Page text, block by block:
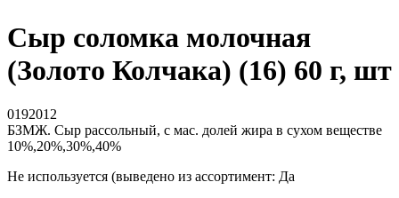
Сыр соломка молочная
(Золото Колчака) (16) 60 г, шт
0192012
БЗМЖ. Сыр рассольный, с мас. долей жира в сухом веществе
10%,20%,30%,40%
Не используется (выведено из ассортимент: Да